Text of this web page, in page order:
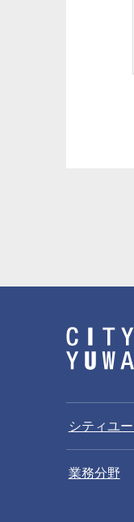
シティユ
業務分野